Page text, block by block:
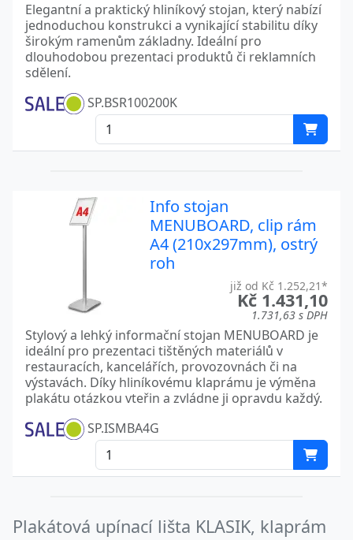
Elegantní a praktický hliníkový stojan, který nabízí
jednoduchou konstrukci a vynikající stabilitu díky
širokým ramenům základny. Ideální pro
dlouhodobou prezentaci produktů či reklamních
sdělení.
SP.BSR100200K
Info stojan
MENUBOARD, clip rám
A4 (210x297mm), ostrý
roh
již od Kč 1.252,21*
Kč 1.431,10
1.731,63 s DPH
Stylový a lehký informační stojan MENUBOARD je
ideální pro prezentaci tištěných materiálů v
restauracích, kancelářích, provozovnách či na
výstavách. Díky hliníkovému klaprámu je výměna
plakátu otázkou vteřin a zvládne ji opravdu každý.
SP.ISMBA4G
Plakátová upínací lišta KLASIK, klaprám